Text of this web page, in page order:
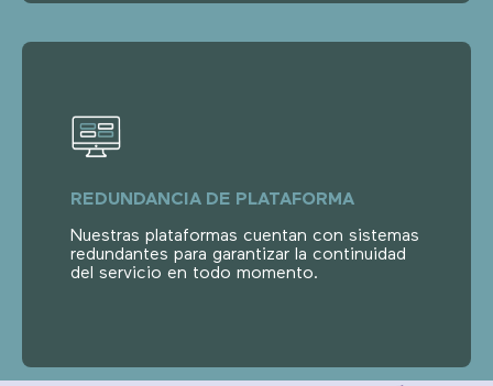
REDUNDANCIA DE PLATAFORMA
Nuestras plataformas cuentan con sistemas
redundantes para garantizar la continuidad
del servicio en todo momento.